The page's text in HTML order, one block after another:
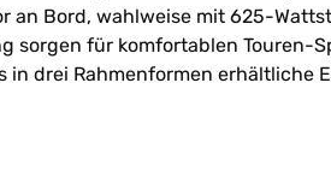
an Bord, wahlweise mit 625-
sorgen für komfortablen Touren-
in drei Rahmenformen